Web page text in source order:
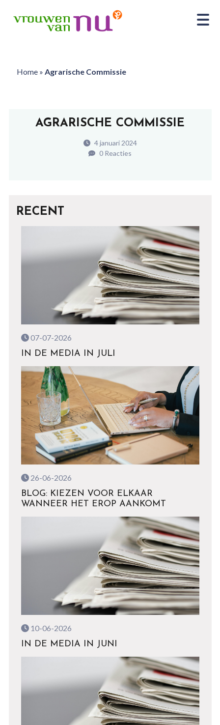
Home» Agrarische Commissie
AGRARISCHE COMMISSIE
4 januari 2024
0 Reacties
RECENT
07-07-2026
IN DE MEDIA IN JULI
26-06-2026
BLOG: KIEZEN VOOR ELKAAR
WANNEER HET EROP AANKOMT
10-06-2026
IN DE MEDIA IN JUNI